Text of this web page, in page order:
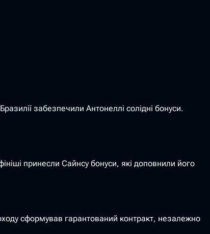
забезпечили Антонеллі солідні бонуси.
принесли Сайнсу бонуси, які доповнили його
сформував гарантований контракт, незалежно